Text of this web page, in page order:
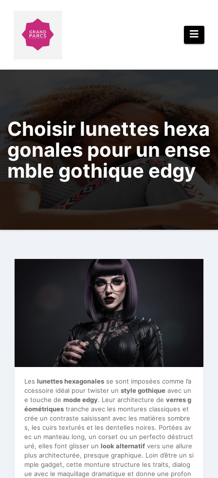
Choisir lunettes hexa
gonales pour un ense
mble gothique edgy
Les lunettes hexagonales se sont imposées comme l’a
ccessoire idéal pour twister un style gothique avec un
e touche de mode edgy. Leur architecture de verres g
éométriques tranche avec les montures classiques et
crée un contraste saisissant avec les matières sombre
s, les cuirs texturés et les dentelles noires. Portées av
ec un manteau long, un corset ou un perfecto déstruct
uré, elles font glisser un look alternatif vers une allure
plus architecturée, presque graphique. Loin d’être un si
mple gadget, cette monture structure les traits, dialog
ue avec le maquillage dramatique et donne une profon